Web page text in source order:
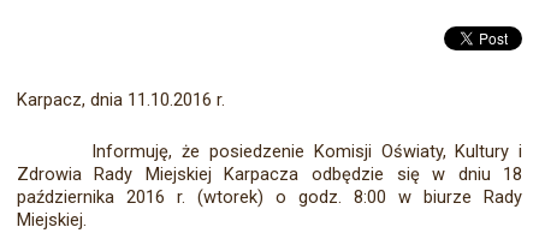
Karpacz, dnia 11.10.2016 r.
Informuję, że posiedzenie Komisji Oświaty, Kultury i
Zdrowia Rady Miejskiej Karpacza odbędzie się w dniu 18
października 2016 r. (wtorek) o godz. 8:00 w biurze Rady
Miejskiej.